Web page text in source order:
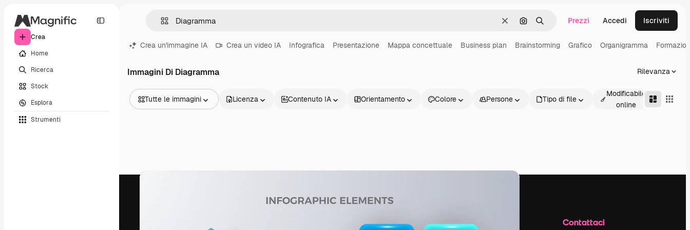
Crea
Home
Ricerca
Stock
Esplora
Strumenti
CancellaCerca per immagine
Ricerca Prezzi Accedi Iscriviti
Crea un'immagine IA Crea un video IA Infografica Presentazione Mappa concettuale Business plan Brainstorming Grafico Organigramma
Immagini Di Diagramma Rilevanza
Tutte le immagini
Video
Licenza Contenuto IA Orientamento Colore Persone Tipo di file
Modificabile
online
Inizia Contattaci